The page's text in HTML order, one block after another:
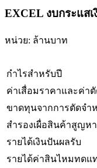
EXCEL งบกระแส
หน่วย: ล้านบาท
กำไรสำหรับปี
ค่าเสื่อมราคาและค่า
ขาดทุนจากการตัดจำ
สำรองเผื่อสินค้าสูญห
รายได้เงินปันผลรับ
รายได้ค่าสินไหมทดแ